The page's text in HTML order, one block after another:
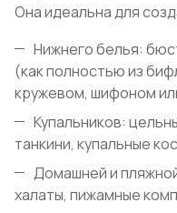
Она идеальна для
Нижнего белья:
(как полностью из
кружевом, шифоном
Купальников:
танкини, купальные
Домашней и
халаты, пижамные